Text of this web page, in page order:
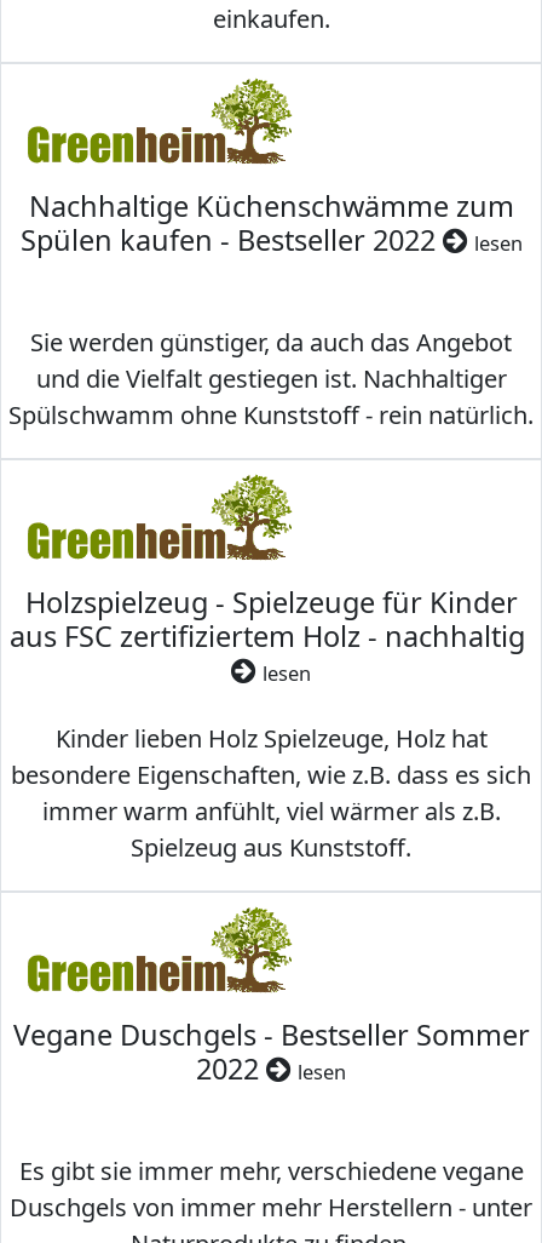
einkaufen.
Nachhaltige Küchenschwämme zum
Spülen kaufen - Bestseller 2022
lesen
Sie werden günstiger, da auch das Angebot
und die Vielfalt gestiegen ist. Nachhaltiger
Spülschwamm ohne Kunststoff - rein natürlich.
Holzspielzeug - Spielzeuge für Kinder
aus FSC zertifiziertem Holz - nachhaltig
lesen
Kinder lieben Holz Spielzeuge, Holz hat
besondere Eigenschaften, wie z.B. dass es sich
immer warm anfühlt, viel wärmer als z.B.
Spielzeug aus Kunststoff.
Vegane Duschgels - Bestseller Sommer
2022
lesen
Es gibt sie immer mehr, verschiedene vegane
Duschgels von immer mehr Herstellern - unter